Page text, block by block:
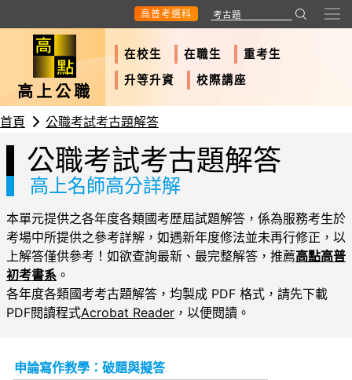
高普考選科
高上公職
在校生 在職生
重考生
升等升資
校際講座
首頁 公職考試考古題解答
公職考試考古題解答
高上名師高分詳解
本單元提供之各年度各類國考歷屆試題解答，係為服務考生於
考場中所提供之參考詳解，如遇新年度修法並未再行修正，以
上解答僅供參考！如欲查詢最新、最完整解答，推薦高點高普
初考書系 。
各年度各類國考考古題解答，均製成 PDF 格式，請先下載
PDF閱讀程式Acrobat Reader ，以便閱讀。
申論寫作教學：破題與擬答